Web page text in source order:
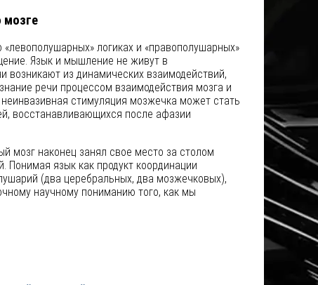
мозге
логиках и «правополушарных»
Язык и мышление не живут в
возникают из динамических взаимодействий,
речи процессом взаимодействия мозга и
стимуляция мозжечка может стать
восстанавливающихся после афазии
мозг наконец занял свое место за столом
Понимая язык как продукт координации
(два церебральных, два мозжечковых),
научному пониманию того, как мы